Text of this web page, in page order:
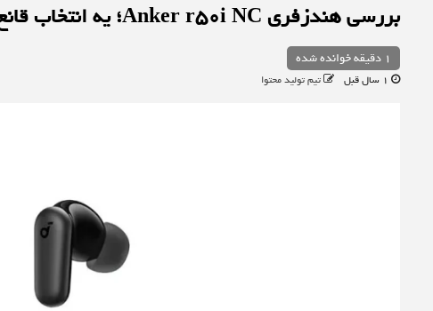
بررسی هندزفری Anker r50i NC؛ یه انتخاب قانع کننده!
1 دقیقه خوانده شده
تیم تولید محتوا